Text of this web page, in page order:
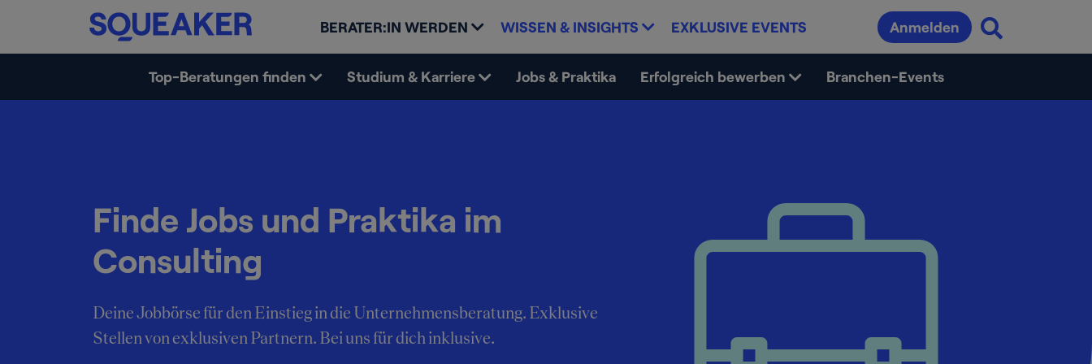
BERATER:IN WERDEN WISSEN & INSIGHTS EXKLUSIVE EVENTS Anmelden
Top-Beratungen finden Studium & Karriere Jobs & Praktika Erfolgreich bewerben Branchen-Events
Finde Jobs und Praktika im
Consulting
Deine Jobbörse für den Einstieg in die Unternehmensberatung. Exklusive
Stellen von exklusiven Partnern. Bei uns für dich inklusive.